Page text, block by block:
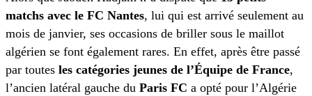
matchs avec le FC Nantes, lui qui est arrivé seulement au
mois de janvier, ses occasions de briller sous le maillot
algérien se font également rares. En effet, après être passé
par toutes les catégories jeunes de l’Équipe de France,
l’ancien latéral gauche du Paris FC a opté pour l’Algérie